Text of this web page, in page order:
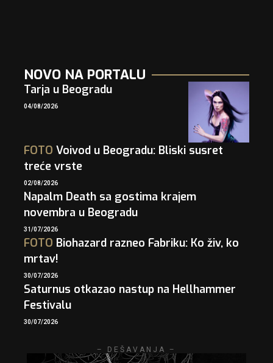
NOVO NA PORTALU
Tarja u Beogradu
04/08/2026
FOTO Voivod u Beogradu: Bliski susret
treće vrste
02/08/2026
Napalm Death sa gostima krajem
novembra u Beogradu
31/07/2026
FOTO Biohazard razneo Fabriku: Ko živ, ko
mrtav!
30/07/2026
Saturnus otkazao nastup na Hellhammer
Festivalu
30/07/2026
– DEŠAVANJA –